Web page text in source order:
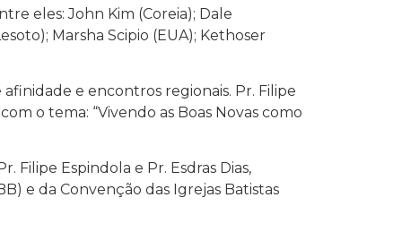
eles: John Kim (Coreia); Dale
Marsha Scipio (EUA); Kethoser
e encontros regionais. Pr. Filipe
o tema: “Vivendo as Boas Novas como
Filipe Espindola e Pr. Esdras Dias,
e da Convenção das Igrejas Batistas